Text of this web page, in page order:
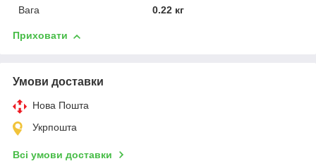
Вага
0.22 кг
Приховати
Умови доставки
Нова Пошта
Укрпошта
Всі умови доставки